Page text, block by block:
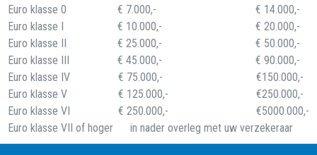
Euro klasse 0 € 7.000,- € 14.000,-
Euro klasse I € 10.000,- € 20.000,-
Euro klasse II € 25.000,- € 50.000,-
Euro klasse III € 45.000,- € 90.000,-
Euro klasse IV € 75.000,- €150.000,-
Euro klasse V € 125.000,- €250.000,-
Euro klasse VI € 250.000,- €5000.000,-
Euro klasse VII of hoger in nader overleg met uw verzekeraar